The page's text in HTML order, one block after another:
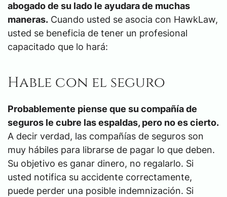
abogado de su lado le ayudara de muchas
maneras. Cuando usted se asocia con HawkLaw,
usted se beneficia de tener un profesional
capacitado que lo hará:
Hable con el seguro
Probablemente piense que su compañía de
seguros le cubre las espaldas, pero no es cierto.
A decir verdad, las compañías de seguros son
muy hábiles para librarse de pagar lo que deben.
Su objetivo es ganar dinero, no regalarlo. Si
usted notifica su accidente correctamente,
puede perder una posible indemnización. Si